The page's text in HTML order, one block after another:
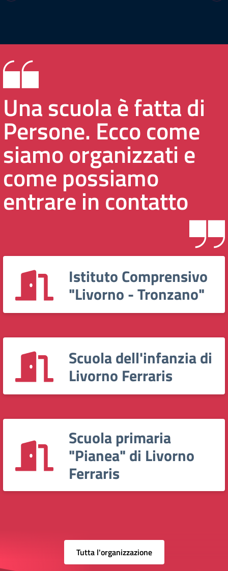
Una scuola è fatta di
Persone. Ecco come
siamo organizzati e
come possiamo
entrare in contatto
Istituto Comprensivo
"Livorno - Tronzano"
Scuola dell'infanzia di
Livorno Ferraris
Scuola primaria
"Pianea" di Livorno
Ferraris
Tutta l'organizzazione